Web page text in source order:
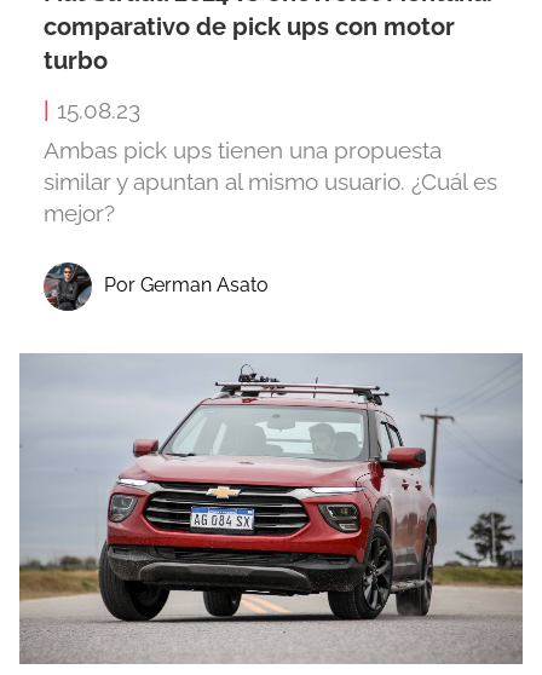
comparativo de pick ups con motor
turbo
15.08.23
Ambas pick ups tienen una propuesta
similar y apuntan al mismo usuario. ¿Cuál es
mejor?
Por German Asato